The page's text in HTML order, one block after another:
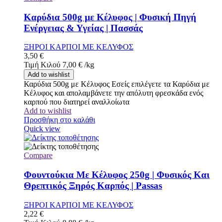
Καρύδια 500g με Κέλυφος | Φυσική Πηγή
Ενέργειας & Υγείας | Πασσάς
ΞΗΡΟΙ ΚΑΡΠΟΙ ΜΕ ΚΕΛΥΦΟΣ
3,50 €
Τιμή Κιλού 7,00 € /kg
Add to wishlist
Καρύδια 500g με Κέλυφος Εσείς επιλέγετε τα Καρύδια με
Κέλυφος και απολαμβάνετε την απόλυτη φρεσκάδα ενός
καρπού που διατηρεί αναλλοίωτα
Add to wishlist
Προσθήκη στο καλάθι
Quick view
Compare
Φουντούκια Με Κέλυφος 250g | Φυσικός Και
Θρεπτικός Ξηρός Καρπός | Passas
ΞΗΡΟΙ ΚΑΡΠΟΙ ΜΕ ΚΕΛΥΦΟΣ
2,22 €